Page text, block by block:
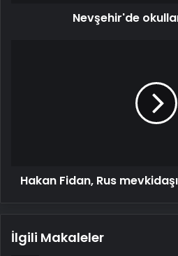
Nevşehir'de
Hakan Fidan, Rus
İlgili Makaleler